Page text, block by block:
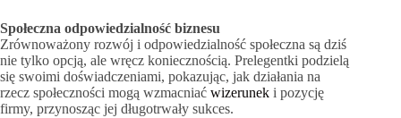
Społeczna odpowiedzialność biznesu
Zrównoważony rozwój i odpowiedzialność społeczna są dziś
nie tylko opcją, ale wręcz koniecznością. Prelegentki podzielą
się swoimi doświadczeniami, pokazując, jak działania na
rzecz społeczności mogą wzmacniać wizerunek i pozycję
firmy, przynosząc jej długotrwały sukces.